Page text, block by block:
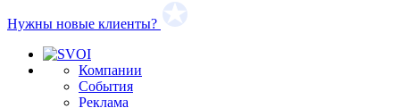
Нужны новые клиенты?
Компании
События
Реклама